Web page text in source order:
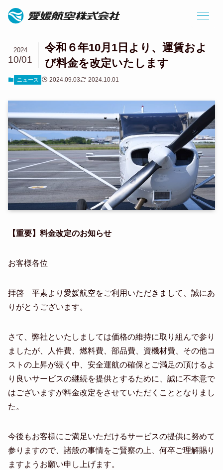
令和６年10月1日より、運賃およ
び料金を改定いたします
2024
10/01
ニュース 2024.09.03 2024.10.01
【重要】料金改定のお知らせ
お客様各位
拝啓 平素より愛媛航空をご利用いただきまして、誠にあ
りがとうございます。
さて、弊社といたしましては価格の維持に取り組んで参り
ましたが、人件費、燃料費、部品費、資機材費、その他コ
ストの上昇が続く中、安全運航の確保とご満足の頂けるよ
り良いサービスの継続を提供とするために、誠に不本意で
はございますが料金改定をさせていただくこととなりまし
た。
今後もお客様にご満足いただけるサービスの提供に努めて
参りますので、諸般の事情をご賢察の上、何卒ご理解賜り
ますようお願い申し上げます。